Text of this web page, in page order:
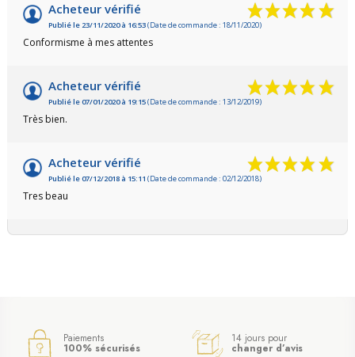
Acheteur vérifié
Publié le 23/11/2020 à 16:53(Date de commande : 18/11/2020)
Conformisme à mes attentes
Acheteur vérifié
Publié le 07/01/2020 à 19:15(Date de commande : 13/12/2019)
Très bien.
Acheteur vérifié
Publié le 07/12/2018 à 15:11 (Date de commande : 02/12/2018)
Tres beau
Paiements
100% sécurisés
14 jours pour
changer d’avis